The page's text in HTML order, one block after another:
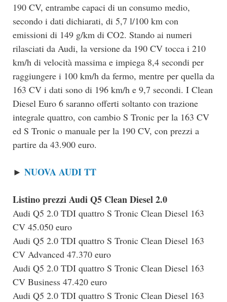
190 CV, entrambe capaci di un consumo medio,
secondo i dati dichiarati, di 5,7 l/100 km con
emissioni di 149 g/km di CO2. Stando ai numeri
rilasciati da Audi, la versione da 190 CV tocca i 210
km/h di velocità massima e impiega 8,4 secondi per
raggiungere i 100 km/h da fermo, mentre per quella da
163 CV i dati sono di 196 km/h e 9,7 secondi. I Clean
Diesel Euro 6 saranno offerti soltanto con trazione
integrale quattro, con cambio S Tronic per la 163 CV
ed S Tronic o manuale per la 190 CV, con prezzi a
partire da 43.900 euro.
► NUOVA AUDI TT
Listino prezzi Audi Q5 Clean Diesel 2.0
Audi Q5 2.0 TDI quattro S Tronic Clean Diesel 163
CV 45.050 euro
Audi Q5 2.0 TDI quattro S Tronic Clean Diesel 163
CV Advanced 47.370 euro
Audi Q5 2.0 TDI quattro S Tronic Clean Diesel 163
CV Business 47.420 euro
Audi Q5 2.0 TDI quattro S Tronic Clean Diesel 163